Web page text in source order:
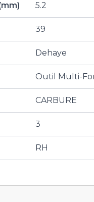
5.2
39
Dehaye
Outil Multi-
CARBURE
3
RH